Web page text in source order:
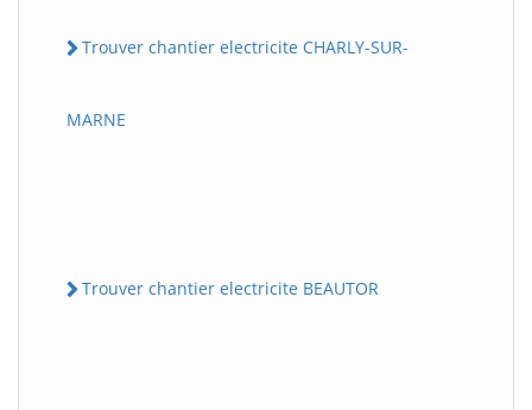
Trouver chantier electricite CHARLY-SUR-
MARNE
Trouver chantier electricite BEAUTOR